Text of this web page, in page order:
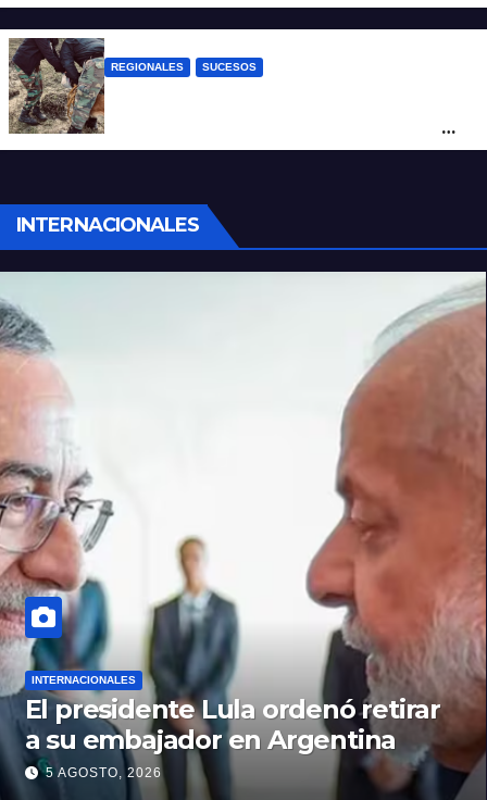
cerca de Santo Tomé
REGIONALES SUCESOS
Rubén Solís
INTERNACIONALES
INTERNACIONALES
El presidente Lula ordenó retirar
a su embajador en Argentina
5 AGOSTO, 2026